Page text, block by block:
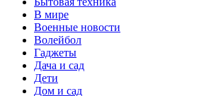
В мире
Военные новости
Волейбол
Гаджеты
Дача и сад
Дети
Дом и сад